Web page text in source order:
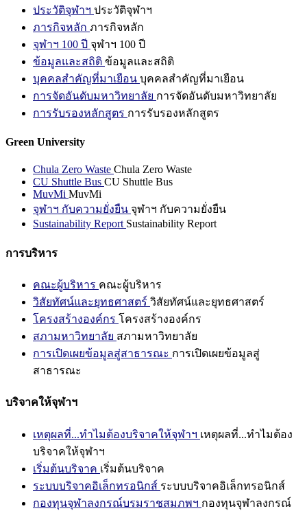
ประวัติจุฬาฯ ประวัติจุฬาฯ
ภารกิจหลัก ภารกิจหลัก
จุฬาฯ 100 ปี จุฬาฯ 100 ปี
ข้อมูลและสถิติ ข้อมูลและสถิติ
บุคคลสำคัญที่มาเยือน บุคคลสำคัญที่มาเยือน
การจัดอันดับมหาวิทยาลัย การจัดอันดับมหาวิทยาลัย
การรับรองหลักสูตร การรับรองหลักสูตร
Green University
Chula Zero Waste Chula Zero Waste
CU Shuttle Bus CU Shuttle Bus
MuvMi MuvMi
จุฬาฯ กับความยั่งยืน จุฬาฯ กับความยั่งยืน
Sustainability Report Sustainability Report
การบริหาร
คณะผู้บริหาร คณะผู้บริหาร
วิสัยทัศน์และยุทธศาสตร์ วิสัยทัศน์และยุทธศาสตร์
โครงสร้างองค์กร โครงสร้างองค์กร
สภามหาวิทยาลัย สภามหาวิทยาลัย
การเปิดเผยข้อมูลสู่สาธารณะ การเปิดเผยข้อมูลสู่
สาธารณะ
บริจาคให้จุฬาฯ
เหตุผลที่...ทำไมต้องบริจาคให้จุฬาฯ เหตุผลที่...ทำไมต้อง
บริจาคให้จุฬาฯ
เริ่มต้นบริจาค เริ่มต้นบริจาค
ระบบบริจาคอิเล็กทรอนิกส์ ระบบบริจาคอิเล็กทรอนิกส์
กองทุนจุฬาลงกรณ์บรมราชสมภพฯ กองทุนจุฬาลงกรณ์